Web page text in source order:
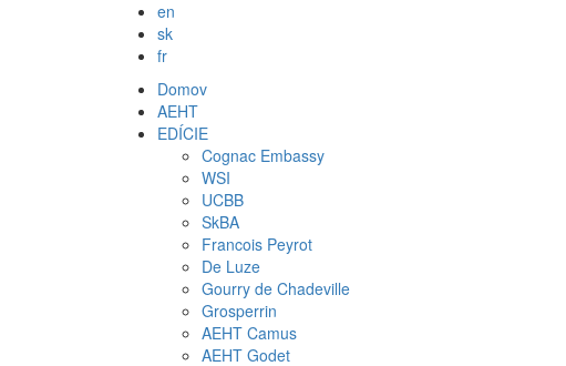
en
sk
fr
Domov
AEHT
EDÍCIE
Cognac Embassy
WSI
UCBB
SkBA
Francois Peyrot
De Luze
Gourry de Chadeville
Grosperrin
AEHT Camus
AEHT Godet